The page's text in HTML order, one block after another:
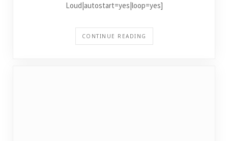
Loud|autostart=yes|loop=yes]
CONTINUE READING